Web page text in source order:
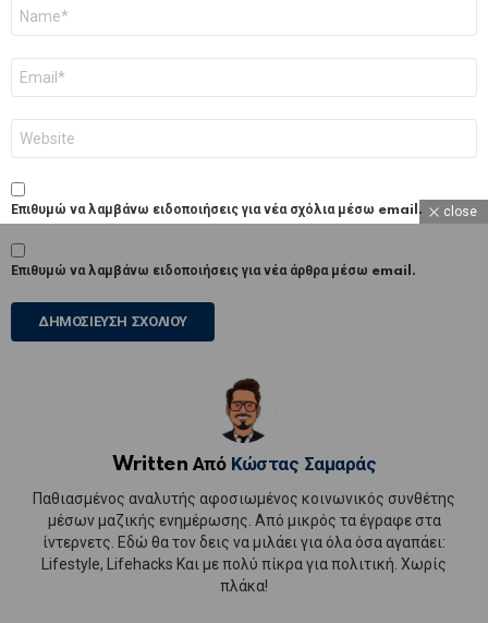
Επιθυμώ να λαμβάνω ειδοποιήσεις για νέα σχόλια μέσω email.
Επιθυμώ να λαμβάνω ειδοποιήσεις για νέα άρθρα μέσω email.
Written Από Κώστας Σαμαράς
Παθιασμένος αναλυτής αφοσιωμένος κοινωνικός συνθέτης
μέσων μαζικής ενημέρωσης. Από μικρός τα έγραφε στα
ίντερνετς. Εδώ θα τον δεις να μιλάει για όλα όσα αγαπάει:
Lifestyle, Lifehacks Και με πολύ πίκρα για πολιτική. Χωρίς
πλάκα!
close